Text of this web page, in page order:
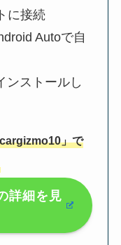
に接続
Autoで自
ンストールし
」で
詳細を見